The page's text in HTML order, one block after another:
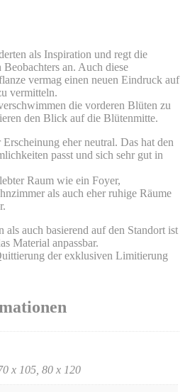
als Inspiration und regt die
Beobachters an. Auch diese
vermag einen neuen Eindruck auf
vermitteln.
die vorderen Blüten zu
den Blick auf die Blütenmitte.
eher neutral. Das hat den
passt und sich sehr gut in
Raum wie ein Foyer,
als auch eher ruhige Räume
als auch basierend auf den Standort ist
Material anpassbar.
der exklusiven Limitierung
x 105, 80 x 120